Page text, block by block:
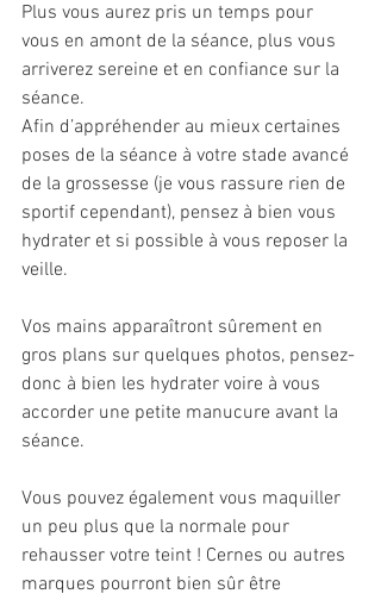
Plus vous aurez pris un temps pour
vous en amont de la séance, plus vous
arriverez sereine et en confiance sur la
séance.
Afin d’appréhender au mieux certaines
poses de la séance à votre stade avancé
de la grossesse (je vous rassure rien de
sportif cependant), pensez à bien vous
hydrater et si possible à vous reposer la
veille.
Vos mains apparaîtront sûrement en
gros plans sur quelques photos, pensez-
donc à bien les hydrater voire à vous
accorder une petite manucure avant la
séance.
Vous pouvez également vous maquiller
un peu plus que la normale pour
rehausser votre teint ! Cernes ou autres
marques pourront bien sûr être